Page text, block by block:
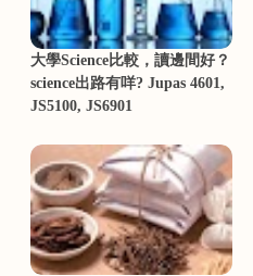
大學Science比較，讀邊間好？
science出路有咩? Jupas 4601,
JS5100, JS6901